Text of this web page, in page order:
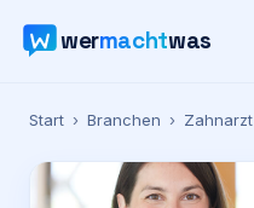
wermachtwas
Verzeichnis
Karte
Start › Branchen › Zahnarzt